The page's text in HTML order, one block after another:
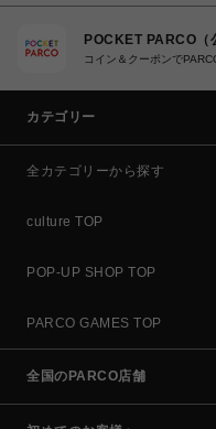
POCKET PARCO（
コイン＆クーポンで
カテゴリー
全カテゴリーから探す
culture TOP
POP-UP SHOP TOP
PARCO GAMES TOP
全国のPARCO店舗